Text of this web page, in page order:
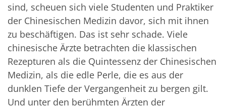
sind, scheuen sich viele Studenten und Praktiker
der Chinesischen Medizin davor, sich mit ihnen
zu beschäftigen. Das ist sehr schade. Viele
chinesische Ärzte betrachten die klassischen
Rezepturen als die Quintessenz der Chinesischen
Medizin, als die edle Perle, die es aus der
dunklen Tiefe der Vergangenheit zu bergen gilt.
Und unter den berühmten Ärzten der